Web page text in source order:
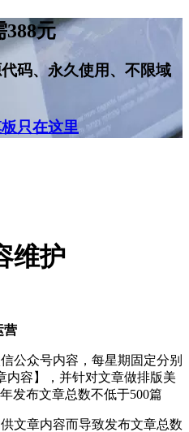
388元
码、永久使用、不限域
只在这里
维护
公众号内容，每星期固定分别
内容】，并针对文章做排版美
发布文章总数不低于500篇
文章内容而导致发布文章总数